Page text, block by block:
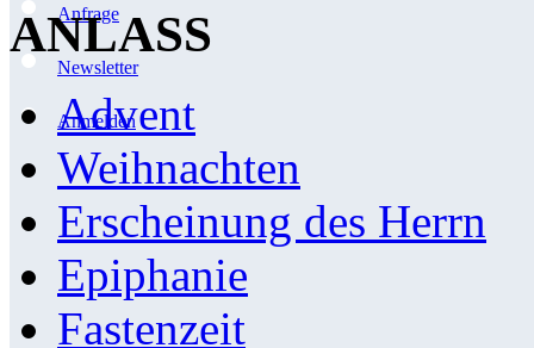
Anfrage
Newsletter
Anmelden
ANLASS
Advent
Weihnachten
Erscheinung des Herrn
Epiphanie
Fastenzeit